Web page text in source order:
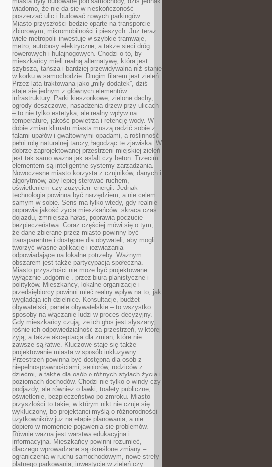
wiadomo, że nie da się w nieskończoność
poszerzać ulic i budować nowych parkingów.
Miasto przyszłości będzie oparte na transporcie
zbiorowym, mikromobilności i pieszych. Już teraz
wiele metropolii inwestuje w szybkie tramwaje,
metro, autobusy elektryczne, a także sieci dróg
rowerowych i hulajnogowych. Chodzi o to, by
mieszkańcy mieli realną alternatywę, która jest
szybsza, tańsza i bardziej przewidywalna niż stanie
w korku w samochodzie. Drugim filarem jest zieleń.
Przez lata traktowana jako „miły dodatek”, dziś
staje się jednym z głównych elementów
infrastruktury. Parki kieszonkowe, zielone dachy,
ogrody deszczowe, nasadzenia drzew przy ulicach
– to nie tylko estetyka, ale realny wpływ na
temperaturę, jakość powietrza i retencję wody. W
dobie zmian klimatu miasta muszą radzić sobie z
falami upałów i gwałtownymi opadami, a roślinność
pełni rolę naturalnej tarczy, łagodząc te zjawiska. W
dobrze zaprojektowanej przestrzeni miejskiej zieleń
jest tak samo ważna jak asfalt czy beton. Trzecim
elementem są inteligentne systemy zarządzania.
Nowoczesne miasto korzysta z czujników, danych i
algorytmów, aby lepiej sterować ruchem,
oświetleniem czy zużyciem energii. Jednak
technologia powinna być narzędziem, a nie celem
samym w sobie. Sens ma tylko wtedy, gdy realnie
poprawia jakość życia mieszkańców: skraca czas
dojazdu, zmniejsza hałas, poprawia poczucie
bezpieczeństwa. Coraz częściej mówi się o tym,
że dane zbierane przez miasto powinny być
transparentne i dostępne dla obywateli, aby mogli
tworzyć własne aplikacje i rozwiązania
odpowiadające na lokalne potrzeby. Ważnym
obszarem jest także partycypacja społeczna.
Miasto przyszłości nie może być projektowane
wyłącznie „odgórnie”, przez biura planistyczne i
polityków. Mieszkańcy, lokalne organizacje i
przedsiębiorcy powinni mieć realny wpływ na to, jak
wyglądają ich dzielnice. Konsultacje, budżet
obywatelski, panele obywatelskie – to wszystko
sposoby na włączanie ludzi w proces decyzyjny.
Gdy mieszkańcy czują, że ich głos jest słyszany,
rośnie ich odpowiedzialność za przestrzeń, w której
żyją, a także akceptacja dla zmian, które nie
zawsze są łatwe. Kluczowe staje się także
projektowanie miasta w sposób inkluzywny.
Przestrzeń powinna być dostępna dla osób z
niepełnosprawnościami, seniorów, rodziców z
dziećmi, a także dla osób o różnych stylach życia i
poziomach dochodów. Chodzi nie tylko o windy czy
podjazdy, ale również o ławki, toalety publiczne,
oświetlenie, bezpieczeństwo po zmroku. Miasto
przyszłości to takie, w którym nikt nie czuje się
wykluczony, bo projektanci myślą o różnorodności
użytkowników już na etapie planowania, a nie
dopiero w momencie pojawienia się problemów.
Równie ważna jest warstwa edukacyjna i
informacyjna. Mieszkańcy powinni rozumieć,
dlaczego wprowadzane są określone zmiany –
ograniczenia w ruchu samochodowym, nowe strefy
płatnego parkowania, inwestycje w zieleń czy